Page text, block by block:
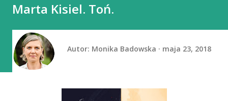
Marta Kisiel. Toń.
Autor: Monika Badowska maja 23, 2018